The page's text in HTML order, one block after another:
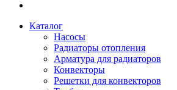
Каталог
Насосы
Радиаторы отопления
Арматура для радиаторов
Конвекторы
Решетки для конвекторов